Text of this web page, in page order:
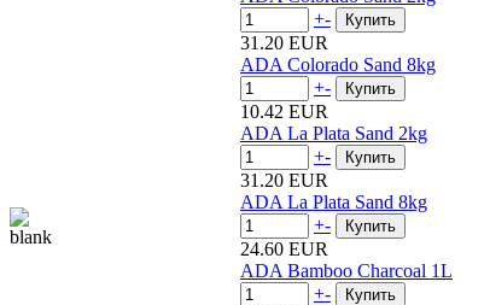
+-
31.20 EUR
ADA Colorado Sand 8kg
+-
10.42 EUR
ADA La Plata Sand 2kg
+-
31.20 EUR
ADA La Plata Sand 8kg
+-
24.60 EUR
ADA Bamboo Charcoal 1L
+-